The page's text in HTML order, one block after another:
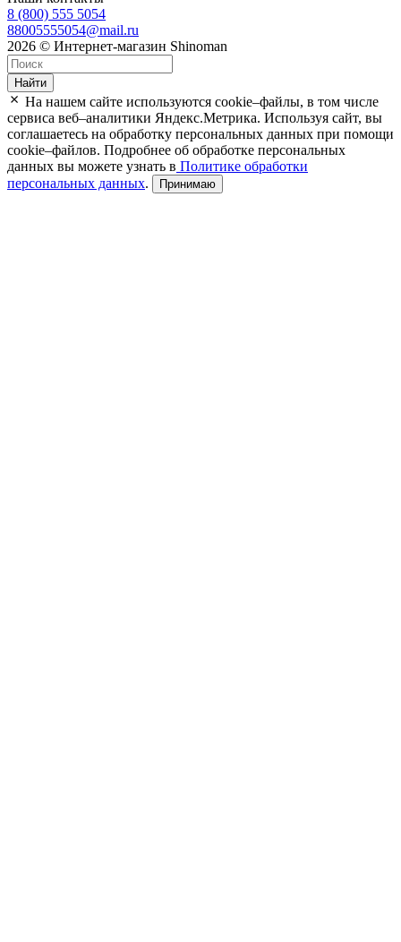
8 (800) 555 5054
88005555054@mail.ru
2026 © Интернет-магазин Shinoman
Найти
На нашем сайте используются cookie–файлы, в том числе
сервиса веб–аналитики Яндекс.Метрика. Используя сайт, вы
соглашаетесь на обработку персональных данных при помощи
cookie–файлов. Подробнее об обработке персональных
данных вы можете узнать в Политике обработки
персональных данных. Принимаю